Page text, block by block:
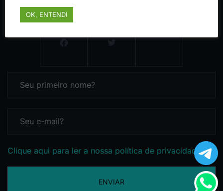
Clique aqui para ler a nossa política de privacidade
ENVIAR
OK, ENTENDI